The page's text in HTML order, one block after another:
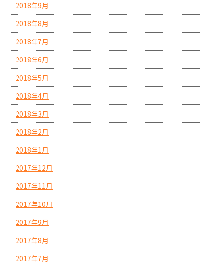
2018年9月
2018年8月
2018年7月
2018年6月
2018年5月
2018年4月
2018年3月
2018年2月
2018年1月
2017年12月
2017年11月
2017年10月
2017年9月
2017年8月
2017年7月